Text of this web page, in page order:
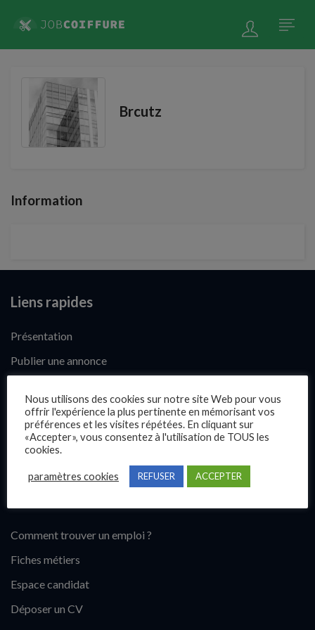
Brcutz
Information
Liens rapides
Présentation
Publier une annonce
Questions fréquentes
Blog
Comment trouver un emploi ?
Fiches métiers
Espace candidat
Déposer un CV
Nous utilisons des cookies sur notre site Web pour vous
offrir l'expérience la plus pertinente en mémorisant vos
préférences et les visites répétées. En cliquant sur
«Accepter», vous consentez à l'utilisation de TOUS les
cookies.
paramètres cookies REFUSER ACCEPTER